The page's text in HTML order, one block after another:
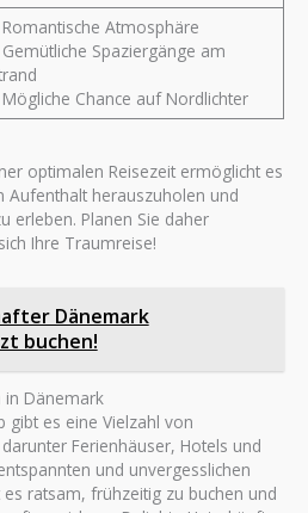
Atmosphäre
Spaziergänge am
Chance auf Nordlichter
optimalen Reisezeit ermöglicht es
Aufenthalt herauszuholen und
erleben. Planen Sie daher
Ihre Traumreise!
Dänemark
buchen!
in Dänemark
gibt es eine Vielzahl von
Ferienhäuser, Hotels und
und unvergesslichen
ratsam, frühzeitig zu buchen und